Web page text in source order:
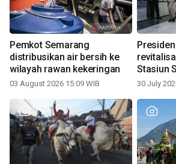
Pemkot Semarang
distribusikan air bersih ke
wilayah rawan kekeringan
03 August 2026 15:09 WIB
Stasiun
30 July